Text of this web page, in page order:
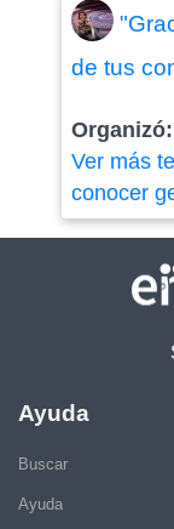
de tus
Organizó:
Ver más
conocer
Ayuda
Buscar
Ayuda